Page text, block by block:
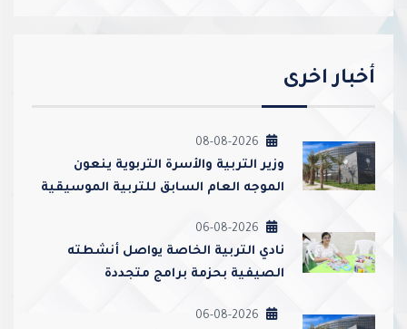
أخبار اخرى
08-08-2026
وزير التربية والأسرة التربوية ينعون
الموجه العام السابق للتربية الموسيقية
06-08-2026
نادي التربية الخاصة يواصل أنشطته
الصيفية بحزمة برامج متجددة
06-08-2026